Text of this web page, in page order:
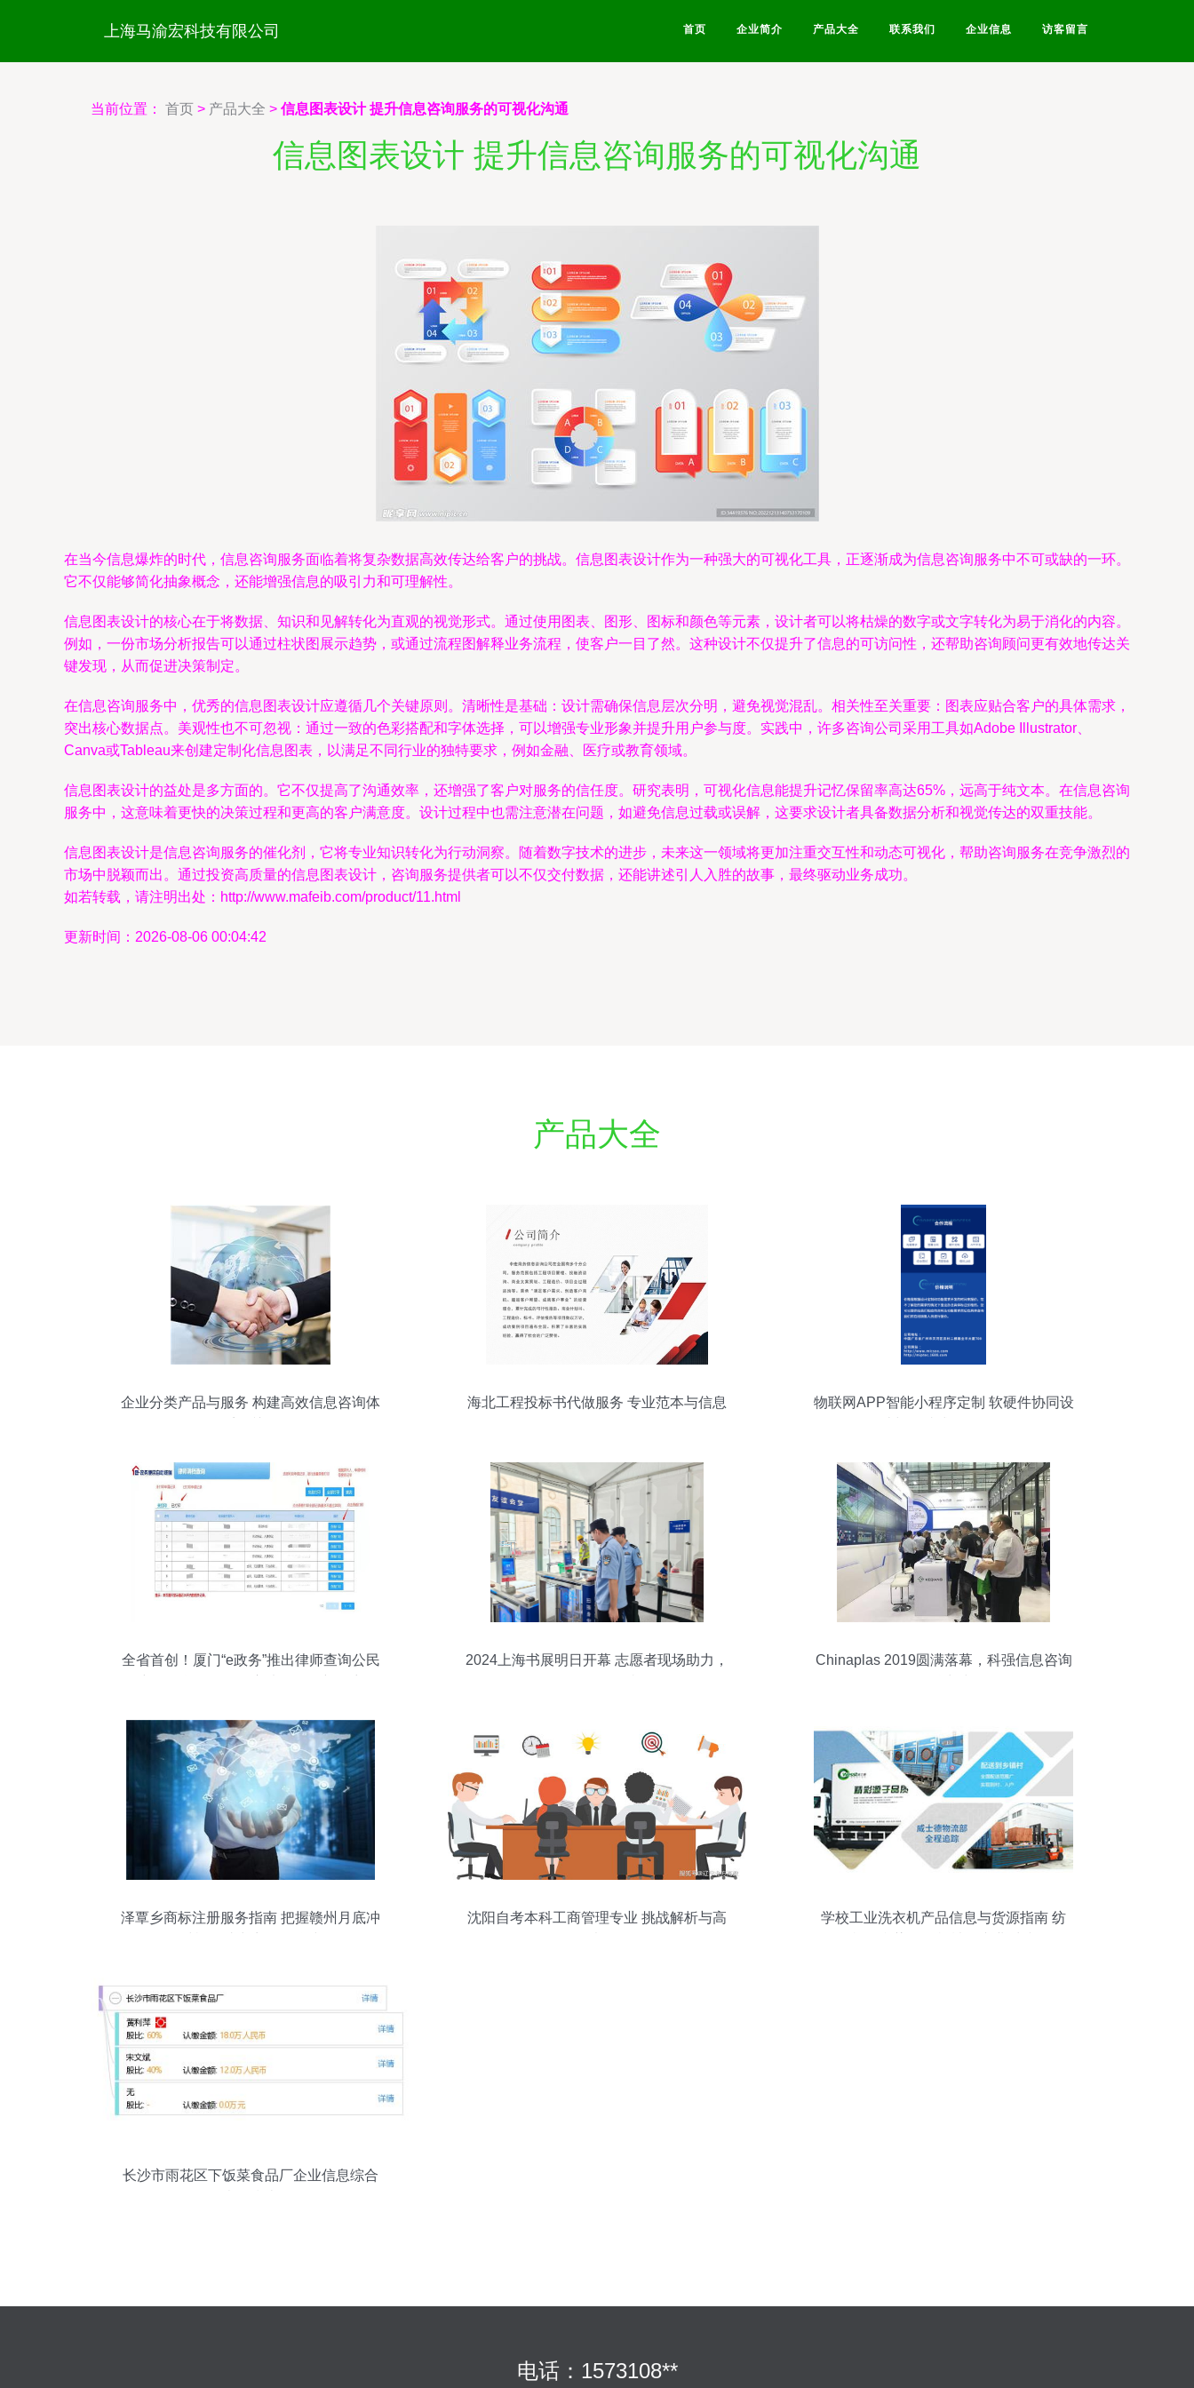
上海马渝宏科技有限公司 首页 企业简介 产品大全 联系我们 企业信息 访客留言
当前位置： 首页 > 产品大全 > 信息图表设计 提升信息咨询服务的可视化沟通
信息图表设计 提升信息咨询服务的可视化沟通
在当今信息爆炸的时代，信息咨询服务面临着将复杂数据高效传达给客户的挑战。信息图表设计作为一种强大的可视化工具，正逐渐成为信息咨询服务中不可或缺的一环。
它不仅能够简化抽象概念，还能增强信息的吸引力和可理解性。
信息图表设计的核心在于将数据、知识和见解转化为直观的视觉形式。通过使用图表、图形、图标和颜色等元素，设计者可以将枯燥的数字或文字转化为易于消化的内容。
例如，一份市场分析报告可以通过柱状图展示趋势，或通过流程图解释业务流程，使客户一目了然。这种设计不仅提升了信息的可访问性，还帮助咨询顾问更有效地传达关
键发现，从而促进决策制定。
在信息咨询服务中，优秀的信息图表设计应遵循几个关键原则。清晰性是基础：设计需确保信息层次分明，避免视觉混乱。相关性至关重要：图表应贴合客户的具体需求，
突出核心数据点。美观性也不可忽视：通过一致的色彩搭配和字体选择，可以增强专业形象并提升用户参与度。实践中，许多咨询公司采用工具如Adobe Illustrator、
Canva或Tableau来创建定制化信息图表，以满足不同行业的独特要求，例如金融、医疗或教育领域。
信息图表设计的益处是多方面的。它不仅提高了沟通效率，还增强了客户对服务的信任度。研究表明，可视化信息能提升记忆保留率高达65%，远高于纯文本。在信息咨询
服务中，这意味着更快的决策过程和更高的客户满意度。设计过程中也需注意潜在问题，如避免信息过载或误解，这要求设计者具备数据分析和视觉传达的双重技能。
信息图表设计是信息咨询服务的催化剂，它将专业知识转化为行动洞察。随着数字技术的进步，未来这一领域将更加注重交互性和动态可视化，帮助咨询服务在竞争激烈的
市场中脱颖而出。通过投资高质量的信息图表设计，咨询服务提供者可以不仅交付数据，还能讲述引人入胜的故事，最终驱动业务成功。
如若转载，请注明出处：http://www.mafeib.com/product/11.html
更新时间：2026-08-06 00:04:42
产品大全
企业分类产品与服务 构建高效信息咨询体
海北工程投标书代做服务 专业范本与信息
物联网APP智能小程序定制 软硬件协同设
全省首创！厦门“e政务”推出律师查询公民
2024上海书展明日开幕 志愿者现场助力，
Chinaplas 2019圆满落幕，科强信息咨询
泽覃乡商标注册服务指南 把握赣州月底冲
沈阳自考本科工商管理专业 挑战解析与高
学校工业洗衣机产品信息与货源指南 纺
长沙市雨花区下饭菜食品厂企业信息综合
电话：1573108**